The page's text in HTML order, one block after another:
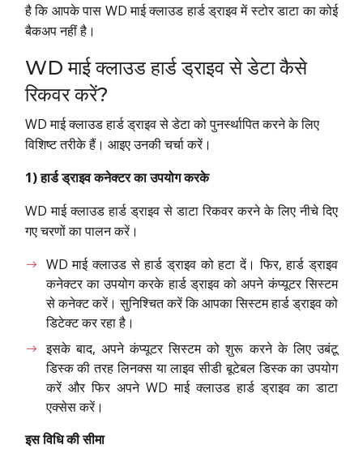
है कि आपके पास WD माई क्लाउड हार्ड ड्राइव में स्टोर डाटा का कोई
बैकअप नहीं है।
WD माई क्लाउड हार्ड ड्राइव से डेटा कैसे
रिकवर करें?
WD माई क्लाउड हार्ड ड्राइव से डेटा को पुनर्स्थापित करने के लिए
विशिष्ट तरीके हैं। आइए उनकी चर्चा करें।
1)हार्ड ड्राइव कनेक्टर का उपयोग करके
WD माई क्लाउड हार्ड ड्राइव से डाटा रिकवर करने के लिए नीचे दिए
गए चरणों का पालन करें।
WD माई क्लाउड से हार्ड ड्राइव को हटा दें। फिर, हार्ड ड्राइव
कनेक्टर का उपयोग करके हार्ड ड्राइव को अपने कंप्यूटर सिस्टम
से कनेक्ट करें। सुनिश्चित करें कि आपका सिस्टम हार्ड ड्राइव को
डिटेक्ट कर रहा है।
इसके बाद, अपने कंप्यूटर सिस्टम को शुरू करने के लिए उबंटू
डिस्क की तरह लिनक्स या लाइव सीडी बूटेबल डिस्क का उपयोग
करें और फिर अपने WD माई क्लाउड हार्ड ड्राइव का डाटा
एक्सेस करें।
इस विधि की सीमा